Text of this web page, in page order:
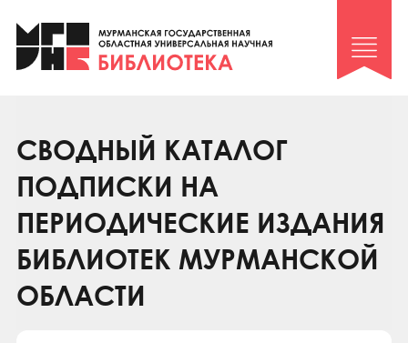
Клуб «Гиря и сельдерей»
Клуб «Семейный архив»
Коллегам
Контакты
СВОДНЫЙ КАТАЛОГ
ПОДПИСКИ НА
ПЕРИОДИЧЕСКИЕ ИЗДАНИЯ
БИБЛИОТЕК МУРМАНСКОЙ
ОБЛАСТИ